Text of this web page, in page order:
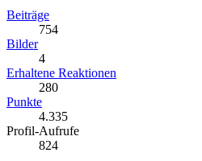
Beiträge
754
Bilder
4
Erhaltene Reaktionen
280
Punkte
4.335
Profil-Aufrufe
824